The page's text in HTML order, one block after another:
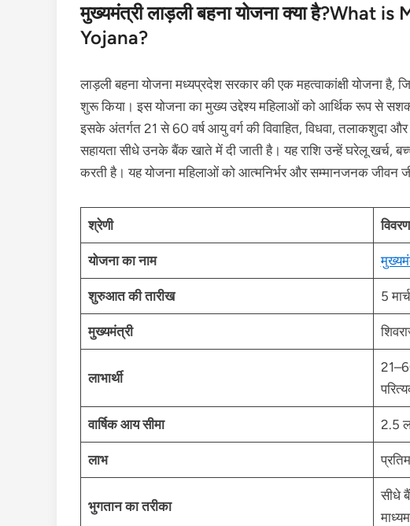
मुख्‍यमंत्री लाड़ली बहना योजनाक्या है?What is
Yojana?
लाड़ली बहना योजना मध्यप्रदेश सरकार की एक महत्वाकांक्षी योजना है,
शुरू किया। इस योजना का मुख्य उद्देश्य महिलाओं को आर्थिक रूप से
इसके अंतर्गत 21 से 60 वर्ष आयु वर्ग की विवाहित, विधवा, तलाकशुदा
सहायता सीधे उनके बैंक खाते में दी जाती है। यह राशि उन्हें घरेलू खर्च,
करती है। यह योजना महिलाओं को आत्मनिर्भर और सम्मानजनक जीवन
श्रेणी विवरण
योजना का नाम
शुरुआत की तारीख 5
मुख्यमंत्री
लाभार्थी
वार्षिक आय सीमा 2.5
लाभ
भुगतान का तरीका
सीधे